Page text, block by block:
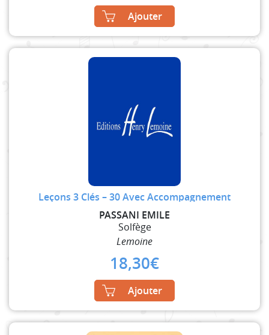
Ajouter
Leçons 3 Clés – 30 Avec Accompagnement
PASSANI EMILE
Solfège
Lemoine
18,30€
Ajouter